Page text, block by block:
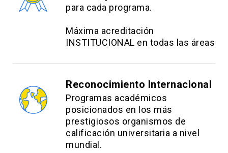
para cada programa.
Máxima acreditación
INSTITUCIONAL en todas las áreas
Reconocimiento Internacional
Programas académicos
posicionados en los más
prestigiosos organismos de
calificación universitaria a nivel
mundial.